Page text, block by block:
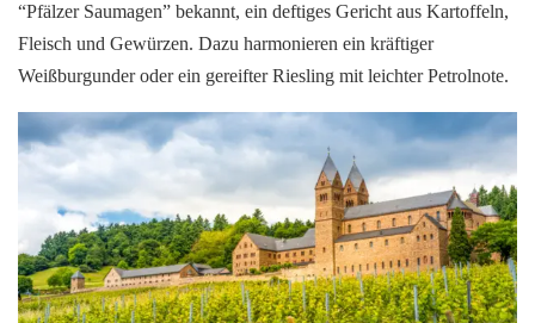
“Pfälzer Saumagen” bekannt, ein deftiges Gericht aus Kartoffeln,
Fleisch und Gewürzen. Dazu harmonieren ein kräftiger
Weißburgunder oder ein gereifter Riesling mit leichter Petrolnote.